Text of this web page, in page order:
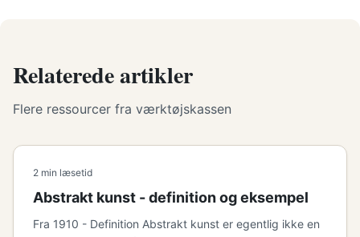
Relaterede artikler
Flere ressourcer fra værktøjskassen
2 min læsetid
Abstrakt kunst - definition og eksempel
Fra 1910 - Definition Abstrakt kunst er egentlig ikke en